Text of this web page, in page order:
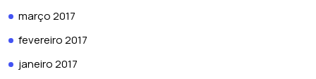
março 2017
fevereiro 2017
janeiro 2017